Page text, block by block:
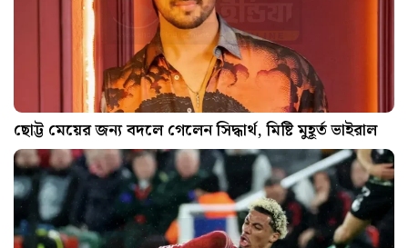
ছোট্ট মেয়ের জন্য বদলে গেলেন সিদ্ধার্থ, মিষ্টি মুহূর্ত ভাইরাল